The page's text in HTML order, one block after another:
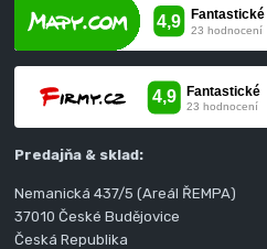
Predajňa & sklad:
Nemanická 437/5 (Areál ŘEMPA)
37010 České Budějovice
Česká Republika